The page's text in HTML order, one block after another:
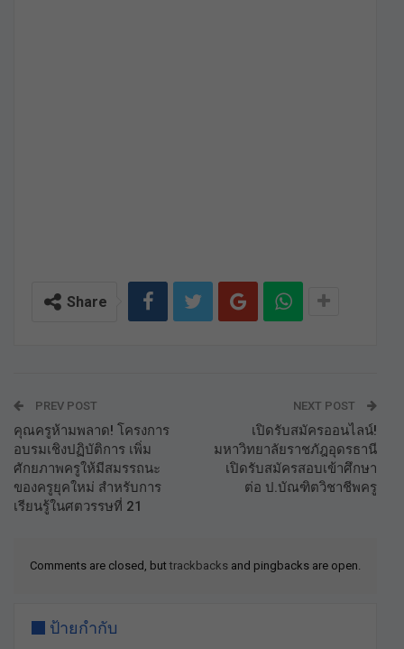
Share
PREV POST
คุณครูห้ามพลาด! โครงการ
อบรมเชิงปฏิบัติการ เพิ่ม
ศักยภาพครูให้มีสมรรถนะ
ของครูยุคใหม่ สำหรับการ
เรียนรู้ในศตวรรษที่ 21
NEXT POST
เปิดรับสมัครออนไลน์!
มหาวิทยาลัยราชภัฎอุดรธานี
เปิดรับสมัครสอบเข้าศึกษา
ต่อ ป.บัณฑิตวิชาชีพครู
Comments are closed, buttrackbacks and pingbacks are open.
ป้ายกำกับ